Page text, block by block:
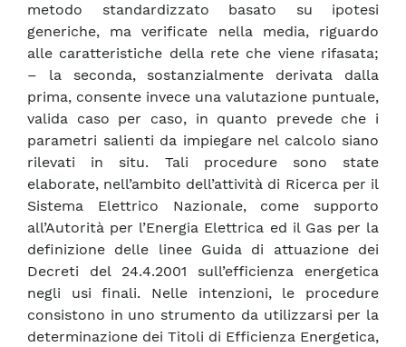
metodo standardizzato basato su ipotesi
generiche, ma verificate nella media, riguardo
alle caratteristiche della rete che viene rifasata;
– la seconda, sostanzialmente derivata dalla
prima, consente invece una valutazione puntuale,
valida caso per caso, in quanto prevede che i
parametri salienti da impiegare nel calcolo siano
rilevati in situ. Tali procedure sono state
elaborate, nell’ambito dell’attività di Ricerca per il
Sistema Elettrico Nazionale, come supporto
all’Autorità per l’Energia Elettrica ed il Gas per la
definizione delle linee Guida di attuazione dei
Decreti del 24.4.2001 sull’efficienza energetica
negli usi finali. Nelle intenzioni, le procedure
consistono in uno strumento da utilizzarsi per la
determinazione dei Titoli di Efficienza Energetica,